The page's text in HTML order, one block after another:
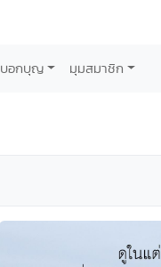
บอกบุญ มุมสมาชิก